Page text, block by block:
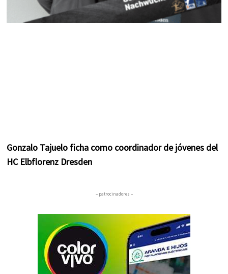
Gonzalo Tajuelo ficha como coordinador de jóvenes del
HC Elbflorenz Dresden
– patrocinadores –